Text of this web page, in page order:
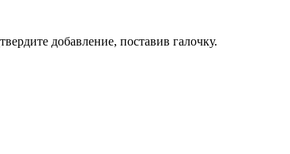
добавление, поставив галочку.